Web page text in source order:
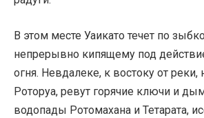
В этом месте Уаикато течет по
непрерывно кипящему под
огня. Невдалеке, к востоку от реки,
Роторуа, ревут горячие ключи и
водопады Ротомахана и Тетарата,